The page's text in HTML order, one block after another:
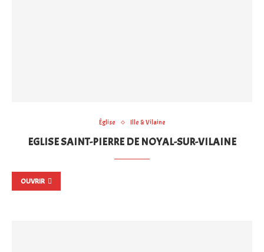
Église Ille & Vilaine
EGLISE SAINT-PIERRE DE NOYAL-SUR-VILAINE
OUVRIR